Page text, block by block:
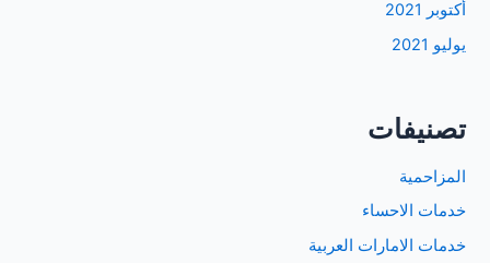
أكتوبر 2021
يوليو 2021
تصنيفات
المزاحمية
خدمات الاحساء
خدمات الامارات العربية